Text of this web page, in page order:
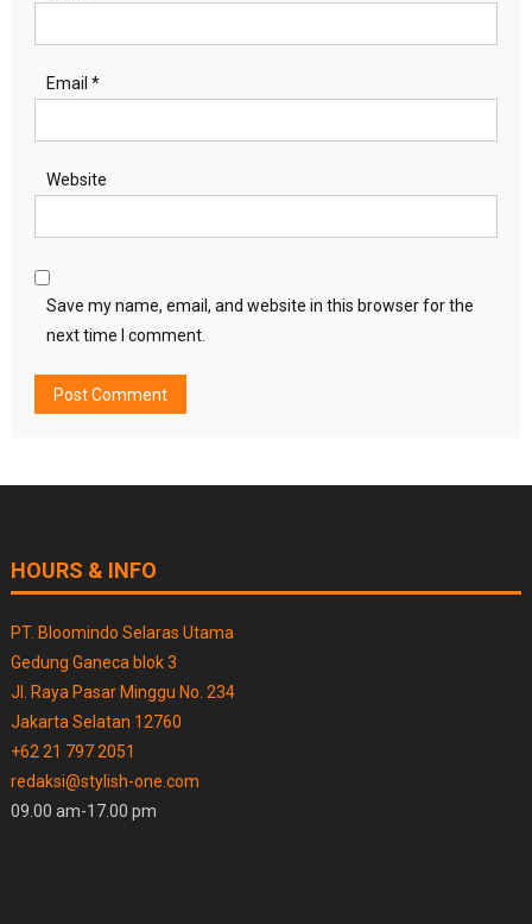
Email *
Website
Save my name, email, and website in this browser for the
next time I comment.
HOURS & INFO
PT. Bloomindo Selaras Utama
Gedung Ganeca blok 3
Jl. Raya Pasar Minggu No. 234
Jakarta Selatan 12760
+62 21 797 2051
redaksi@stylish-one.com
09.00 am-17.00 pm